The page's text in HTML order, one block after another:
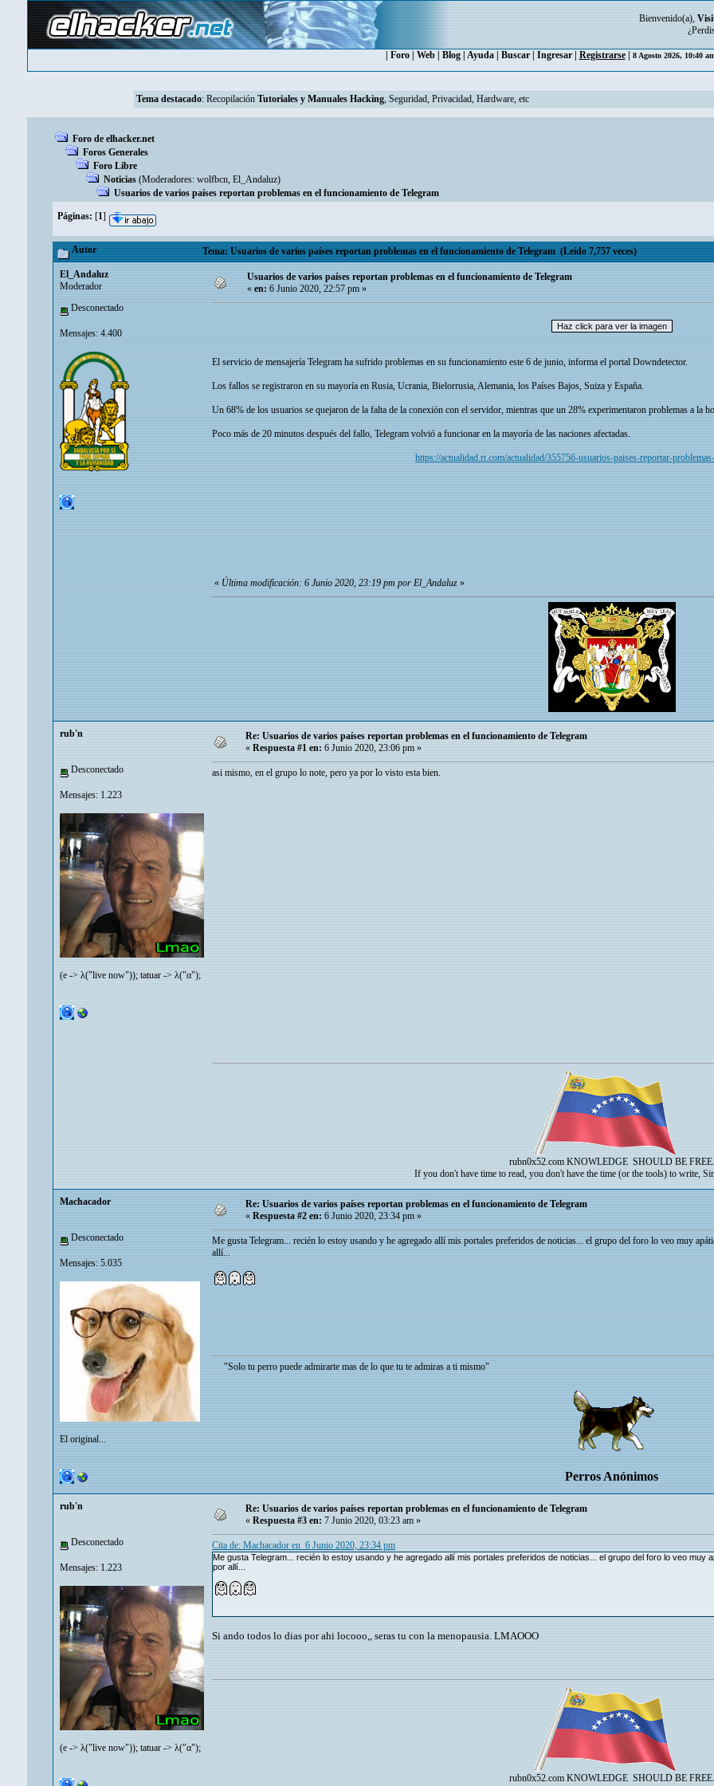
Bienvenido(a),
Foro| Web| Blog| Ayuda| Buscar| Ingresar| Registrarse| 8 Agosto 2026, 10:40
Tema destacado: Recopilación Tutoriales y Manuales Hacking, Seguridad, Privacidad, Hardware, etc
Foro de elhacker.net
Foros Generales
Foro Libre
Noticias (Moderadores: wolfbcn, El_Andaluz)
Usuarios de varios países reportan problemas en el funcionamiento de Telegram
Páginas: [1]
Autor Tema: Usuarios de varios países reportan problemas en el funcionamiento de Telegram (Leído 7,757 veces)
El_Andaluz
Moderador
Desconectado
Mensajes: 4.400
Usuarios de varios países reportan problemas en el funcionamiento de Telegram
«en:6 Junio 2020, 22:57 pm »
El servicio de mensajería Telegram ha sufrido problemas en su funcionamiento este 6 de junio, informa el portal Downdetector.
Los fallos se registraron en su mayoría en Rusia, Ucrania, Bielorrusia, Alemania, los Países Bajos, Suiza y España.
Un 68% de los usuarios se quejaron de la falta de la conexión con el servidor, mientras que un 28% experimentaron problemas a la
Poco más de 20 minutos después del fallo, Telegram volvió a funcionar en la mayoría de las naciones afectadas.
https://actualidad.rt.com/actualidad/355756-usuarios-paises-reportar-
«Última modificación: 6 Junio 2020, 23:19 pm por El_Andaluz»
rub'n
Desconectado
Mensajes: 1.223
(e -> λ("live now")); tatuar -> λ("α");
Re: Usuarios de varios países reportan problemas en el funcionamiento de Telegram
« Respuesta #1 en: 6 Junio 2020, 23:06 pm »
asi mismo, en el grupo lo note, pero ya por lo visto esta bien.
rubn0x52.comKNOWLEDGE SHOULD BE FREE.
If you don't have time to read, you don't have the time (or the tools) to write,
Machacador
Desconectado
Mensajes: 5.035
El original...
Re: Usuarios de varios países reportan problemas en el funcionamiento de Telegram
«Respuesta #2 en:6 Junio 2020, 23:34 pm »
Me gusta Telegram... recién lo estoy usando y he agregado allí mis portales preferidos de noticias... el grupo del foro lo veo muy
allí...
"Solo tu perro puede admirarte mas de lo que tu te admiras a ti mismo"
Perros Anónimos
rub'n
Desconectado
Mensajes: 1.223
(e -> λ("live now")); tatuar -> λ("α");
Re: Usuarios de varios países reportan problemas en el funcionamiento de Telegram
« Respuesta #3 en: 7 Junio 2020, 03:23 am »
Cita de: Machacador en 6 Junio 2020, 23:34 pm
Me gusta Telegram... recién lo estoy usando y he agregado allí mis portales preferidos de noticias... el grupo del foro lo veo muy
por allí...
Si ando todos lo dias por ahi locooo,, seras tu con la menopausia. LMAOOO
rubn0x52.comKNOWLEDGE SHOULD BE FREE.